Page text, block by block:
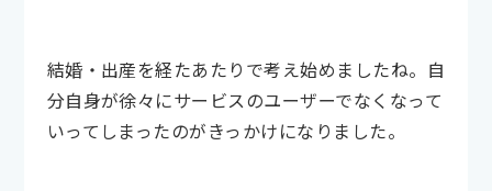
結婚・出産を経たあたりで考え始めましたね。自
分自身が徐々にサービスのユーザーでなくなって
いってしまったのがきっかけになりました。